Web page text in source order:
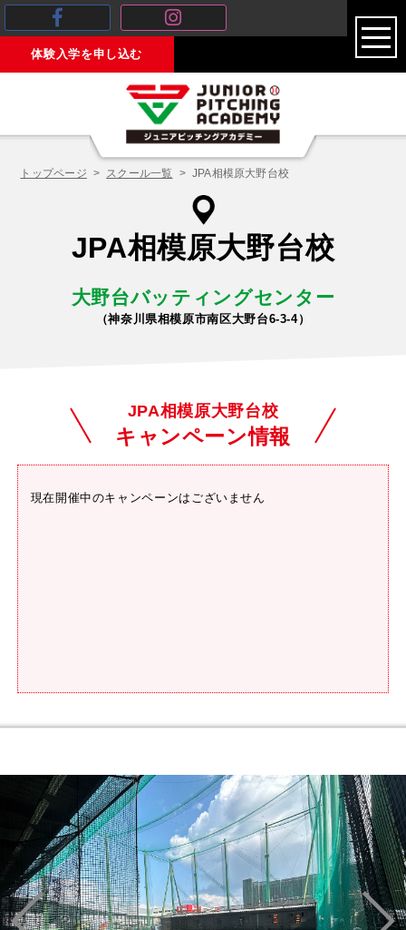
体験入学を申し込む
toggle
トップページ スクール一覧 JPA相模原大野台校
JPA相模原大野台校
大野台バッティングセンター
（神奈川県相模原市南区大野台6-3-4）
JPA相模原大野台校
キャンペーン情報
現在開催中のキャンペーンはございません